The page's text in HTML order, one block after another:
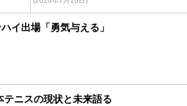
イ出場「勇気与える」
テニスの現状と未来語る